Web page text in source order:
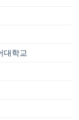
대학교